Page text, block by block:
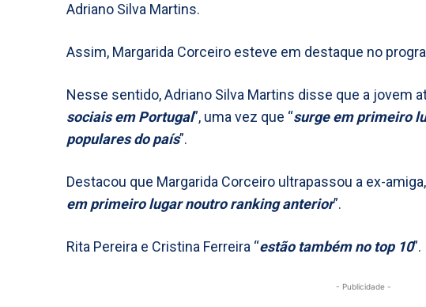
Adriano Silva Martins.
Assim, Margarida Corceiro esteve em destaque no
Nesse sentido, Adriano Silva Martins disse que a jovem
sociais em Portugal”, uma vez que “surge em primeiro
populares do país”.
Destacou que Margarida Corceiro ultrapassou a ex-
em primeiro lugar noutro ranking anterior”.
Rita Pereira e Cristina Ferreira “estão também no top 10”.
- Publicidade -